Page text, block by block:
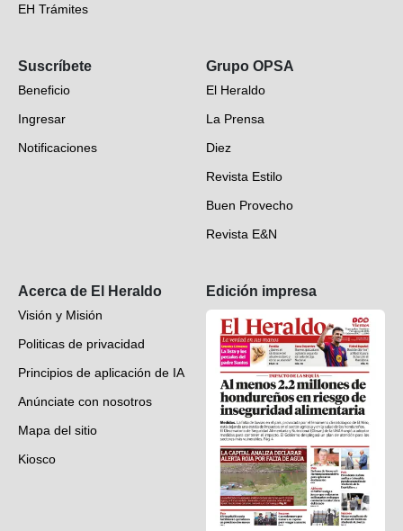
EH Trámites
EH Verifica
Fotogalerías
Deportes
Videos
Suscríbete
Beneficio
Ingresar
Notificaciones
Grupo OPSA
El Heraldo
La Prensa
Diez
Revista Estilo
Buen Provecho
Revista E&N
Acerca de El Heraldo
Visión y Misión
Politicas de privacidad
Principios de aplicación de IA
Anúnciate con nosotros
Mapa del sitio
Kiosco
Edición impresa